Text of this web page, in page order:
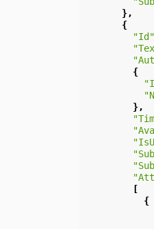
},
{
"Id"
{
},
[
{